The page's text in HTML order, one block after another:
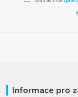
Informace pro